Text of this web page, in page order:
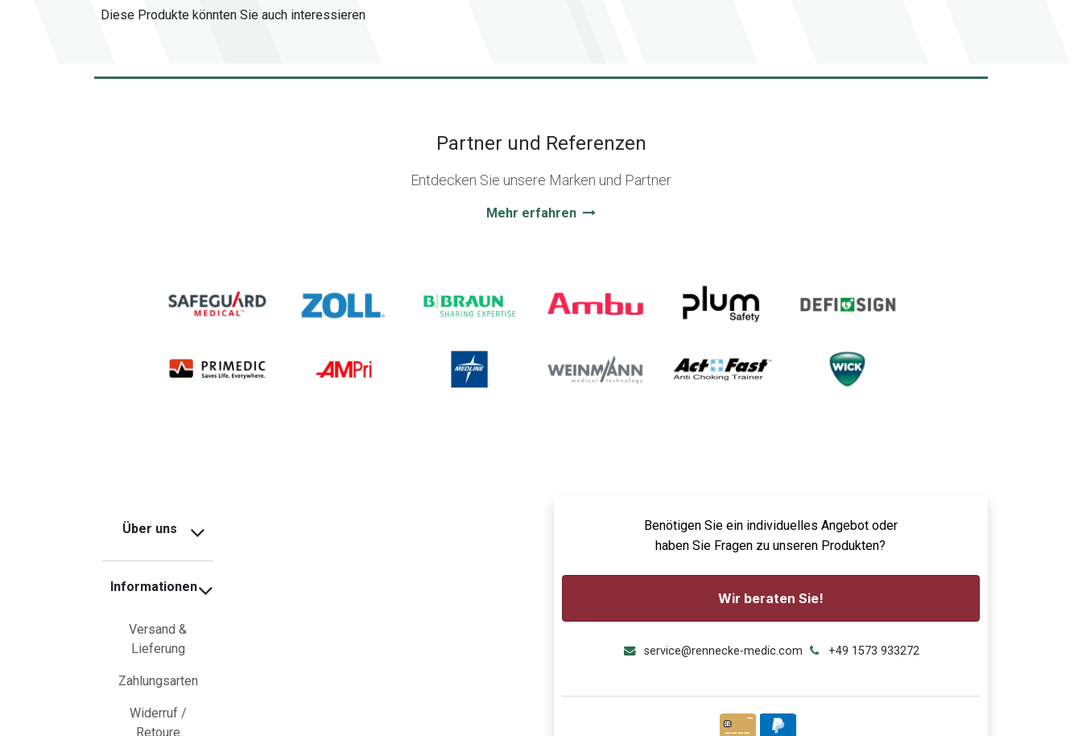
Diese Produkte könnten Sie auch interessieren
Partner und Referenzen
Entdecken Sie unsere Marken und Partner
Mehr erfahren
Über uns
Informationen
Versand &
Lieferung
Zahlungsarten
Widerruf /
Retoure
Benötigen Sie ein individuelles Angebot oder
haben Sie Fragen zu unseren Produkten?
Wir beraten Sie!
service@rennecke-medic.com +49 1573 933272